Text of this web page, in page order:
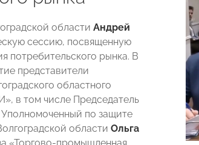
области Андрей
сессию, посвященную
потребительского рынка. В
представители
областного
в том числе Председатель
Уполномоченный по защите
области Ольга